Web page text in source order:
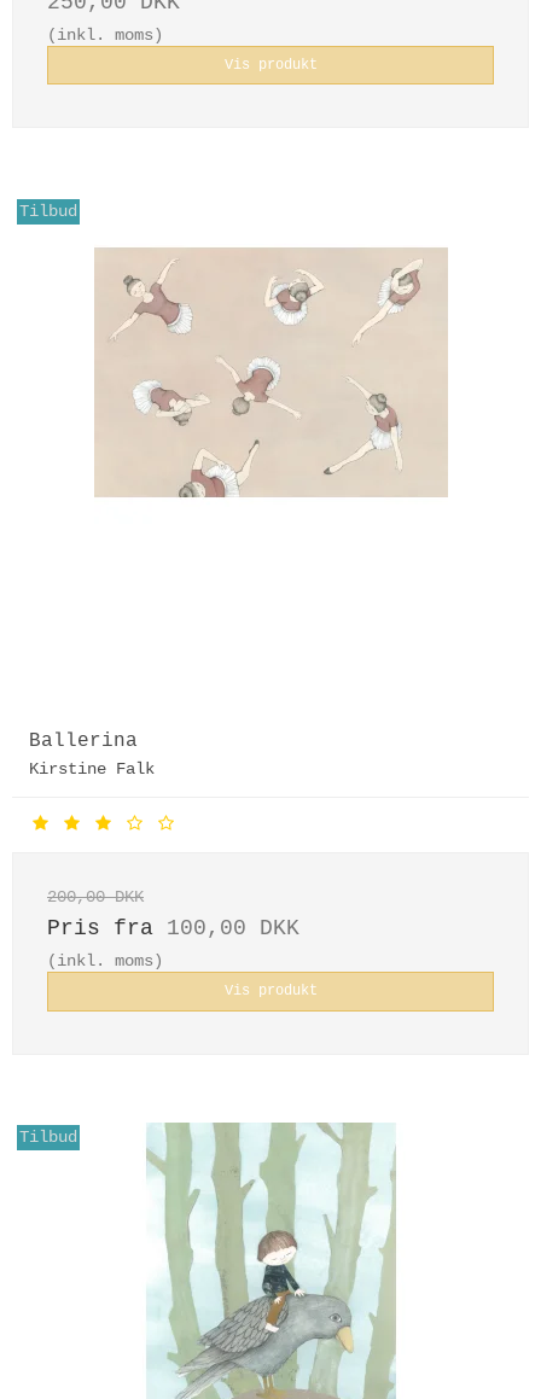
(inkl. moms)
Vis produkt
Tilbud
Ballerina
Kirstine Falk
200,00 DKK
Pris fra 100,00 DKK
(inkl. moms)
Vis produkt
Tilbud